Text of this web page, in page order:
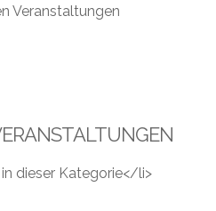
Veranstaltungen
dieser Kategorie</li>